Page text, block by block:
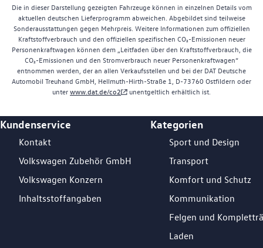
Die in dieser Darstellung gezeigten Fahrzeuge können in einzelnen Details vom
aktuellen deutschen Lieferprogramm abweichen. Abgebildet sind teilweise
Sonderausstattungen gegen Mehrpreis. Weitere Informationen zum offiziellen
Kraftstoffverbrauch und den offiziellen spezifischen CO₂-Emissionen neuer
Personenkraftwagen können dem „Leitfaden über den Kraftstoffverbrauch, die
CO₂-Emissionen und den Stromverbrauch neuer Personenkraftwagen“
entnommen werden, der an allen Verkaufsstellen und bei der DAT Deutsche
Automobil Treuhand GmbH, Hellmuth-Hirth-Straße 1, D-73760 Ostfildern oder
unterwww.dat.de/co2 unentgeltlich erhältlich ist.
Footer Teaser
Kundenservice
Kontakt
Volkswagen Zubehör GmbH
Volkswagen Konzern
Inhaltsstoffangaben
Kategorien
Sport und Design
Transport
Komfort und Schutz
Kommunikation
Felgen und
Laden